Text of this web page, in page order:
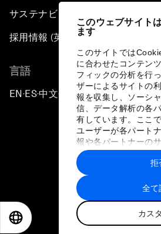
このウェブサイト
ます
このサイトでは
に合わせたコンテン
フィックの分析を行
ザーによるサイトの
報を収集し、ソーシ
信、データ解析の各
有しています。ここ
ユーザーが各パート
報や各パートナーの
に収集された情報と
トナーによって使用
す。
全て
カス
拒
サステナビリティへの取り組み
採用情報 (英語のみ)
言語
EN ▪ ES▪中文▪ 日本語
プライバシーポリシー
サイトマップ
©
世界経済フ